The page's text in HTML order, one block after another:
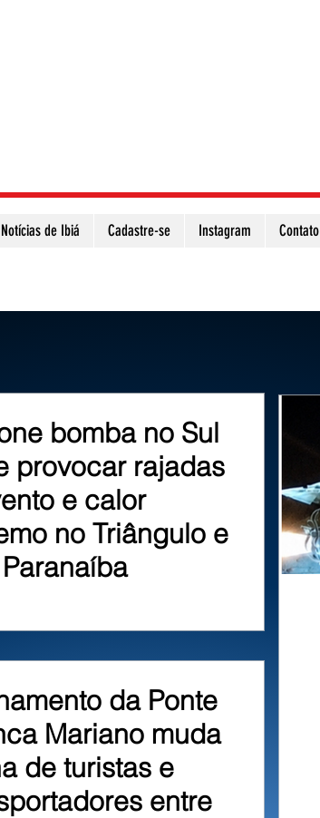
Notícias de Ibiá Cadastre-se Instagram Contato
bomba no Sul
provocar rajadas
e calor
no Triângulo e
da Ponte
Mariano muda
de turistas e
entre